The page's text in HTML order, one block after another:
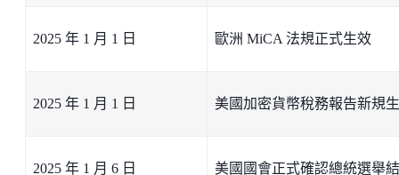
2025 年 1 月 1 日 歐洲 MiCA 法規正式生效
2025 年 1 月 1 日 美國加密貨幣稅務報告新規
2025 年 1 月 6 日 美國國會正式確認總統選舉